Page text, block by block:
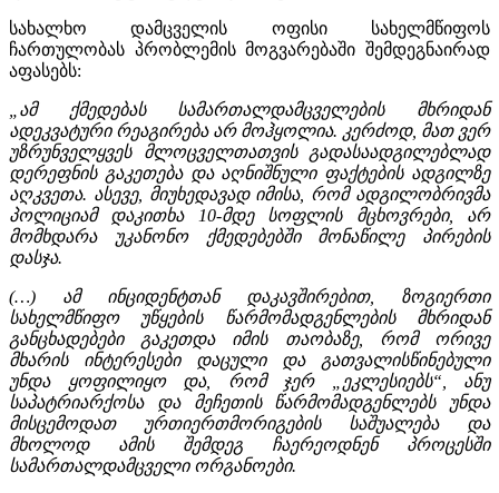
სახალხო დამცველის ოფისი სახელმწიფოს
ჩართულობას პრობლემის მოგვარებაში შემდეგნაირად
აფასებს:
ამ ქმედებას სამართალდამცველების მხრიდან
ადეკვატური რეაგირება არ მოჰყოლია. კერძოდ, მათ ვერ
უზრუნველყვეს მლოცველთათვის გადასაადგილებლად
დერეფნის გაკეთება და აღნიშნული ფაქტების ადგილზე
აღკვეთა. ასევე, მიუხედავად იმისა, რომ ადგილობრივმა
პოლიციამ დაკითხა
10-მდე სოფლის მცხოვრები, არ
მომხდარა
უკანონო ქმედებებში მონაწილე პირების
დასჯა.
(…) ამ ინციდენტთან დაკავშირებით, ზოგიერთი
სახელმწიფო უწყების
წარმომადგენლების მხრიდან
განცხადებები გაკეთდა იმის თაობაზე, რომ ორივე
მხარის ინტერესები დაცული და გათვალისწინებული
უნდა ყოფილიყო და, რომ ჯერ ეკლესიებს“ , ანუ
საპატრიარქოსა და მეჩეთის წარმომადგენლებს უნდა
მისცემოდათ ურთიერთმორიგების საშუალება და
მხოლოდ ამის შემდეგ
ჩაერეოდნენ პროცესში
სამართალდამცველი ორგანოები.